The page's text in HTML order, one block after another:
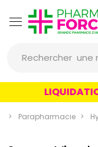
Rechercher
un
Parapharmacie